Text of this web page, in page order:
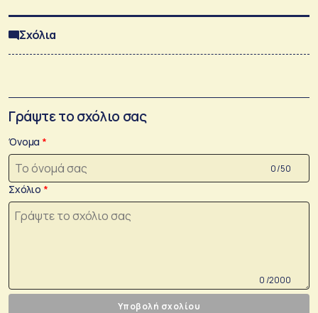
Σχόλια
Γράψτε το σχόλιο σας
Όνομα
0 /50
Σχόλιο
0 /2000
Υποβολή σχολίου